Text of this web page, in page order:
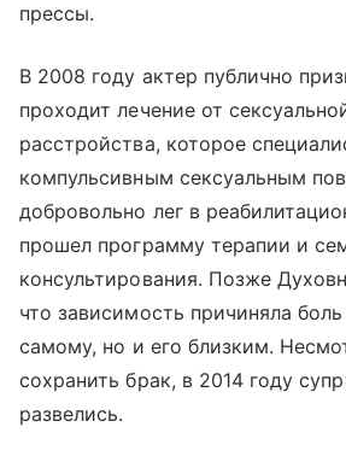
прессы.
В 2008 году актер публично
проходит лечение от
расстройства, которое
компульсивным сексуальным
добровольно лег в
прошел программу терапии и
консультирования. Позже
что зависимость причиняла
самому, но и его близким.
сохранить брак, в 2014 году
развелись.